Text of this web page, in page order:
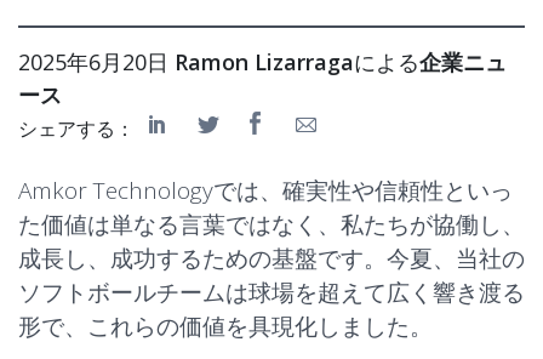
2025年6月20日 Ramon Lizarragaによる企業ニュ
ース
シェアする：
Amkor Technologyでは、 確実性や信頼性といっ
た価値は単なる言葉ではなく、私たちが協働し、
成長し、成功するための基盤です。今夏、当社の
ソフトボールチームは球場を超えて広く響き渡る
形で、これらの価値を具現化しました。